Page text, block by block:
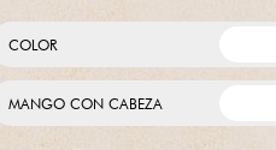
COLOR
MANGO CON CABEZA